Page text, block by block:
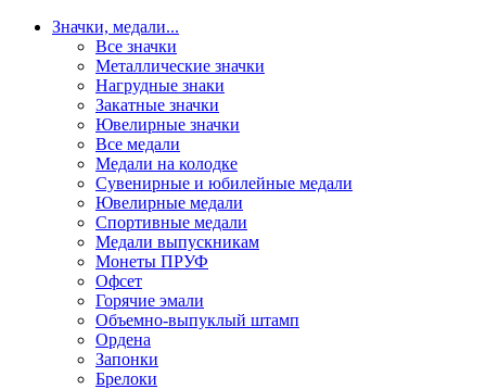
Значки, медали...
Все значки
Металлические значки
Нагрудные знаки
Закатные значки
Ювелирные значки
Все медали
Медали на колодке
Сувенирные и юбилейные медали
Ювелирные медали
Спортивные медали
Медали выпускникам
Монеты ПРУФ
Офсет
Горячие эмали
Объемно-выпуклый штамп
Ордена
Запонки
Брелоки